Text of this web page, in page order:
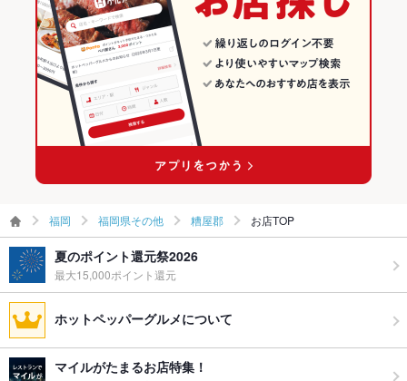
福岡 福岡県その他 糟屋郡 お店TOP
夏のポイント還元祭2026
最大15,000ポイント還元
ホットペッパーグルメについて
マイルがたまるお店特集！